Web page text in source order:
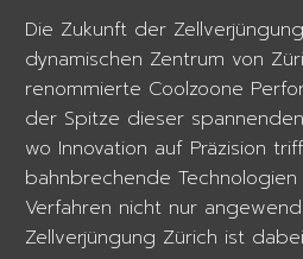
Die Zukunft der
dynamischen Zentrum von
renommierte Coolzoone
der Spitze dieser
wo Innovation auf Präzision
bahnbrechende
Verfahren nicht nur
Zellverjüngung Zürich ist